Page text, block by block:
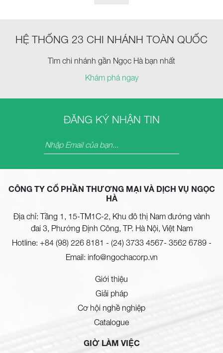
HỆ THỐNG 23 CHI NHÁNH TOÀN QUỐC
Tìm chi nhánh gần Ngọc Hà bạn nhất
Khám phá ngay
ĐĂNG KÝ NHẬN TIN
CÔNG TY CỔ PHẦN THƯƠNG MẠI VÀ DỊCH VỤ NGỌC
HÀ
Địa chỉ: Tầng 1, 15-TM1C-2, Khu đô thị Nam đường vành
đai 3, Phường Định Công, TP. Hà Nội, Việt Nam
Hotline: +84 (98) 226 8181 - (24) 3733 4567- 3562 6789-
Email: info@ngochacorp.vn
Giới thiệu
Giải pháp
Cơ hội nghề nghiệp
Catalogue
GIỜ LÀM VIỆC